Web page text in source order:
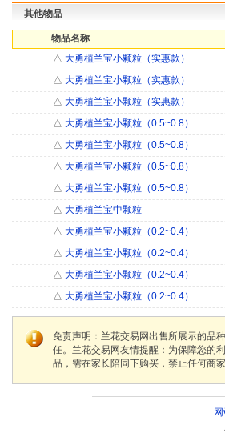
其他物品
物品名称
△ 大勇植兰宝小颗粒（实惠款）
△ 大勇植兰宝小颗粒（实惠款）
△ 大勇植兰宝小颗粒（实惠款）
△ 大勇植兰宝小颗粒（0.5~0.8）
△ 大勇植兰宝小颗粒（0.5~0.8）
△ 大勇植兰宝小颗粒（0.5~0.8）
△ 大勇植兰宝小颗粒（0.5~0.8）
△ 大勇植兰宝中颗粒
△ 大勇植兰宝小颗粒（0.2~0.4）
△ 大勇植兰宝小颗粒（0.2~0.4）
△ 大勇植兰宝小颗粒（0.2~0.4）
△ 大勇植兰宝小颗粒（0.2~0.4）
免责声明：兰花交易网出售所展示的品
任。兰花交易网友情提醒：为保障您的
品，需在家长陪同下购买，禁止任何商